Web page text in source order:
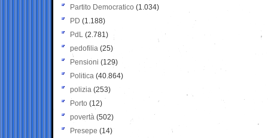
Partito Democratico (1.034)
PD (1.188)
PdL (2.781)
pedofilia (25)
Pensioni (129)
Politica (40.864)
polizia (253)
Porto (12)
povertà (502)
Presepe (14)